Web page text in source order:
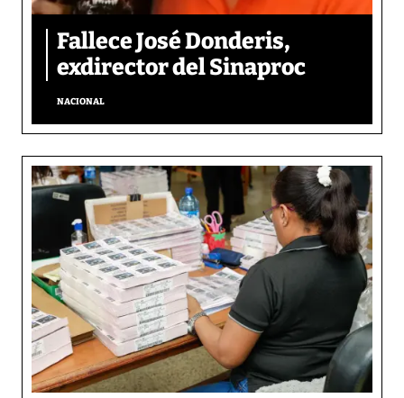
Fallece José Donderis,
exdirector del Sinaproc
NACIONAL